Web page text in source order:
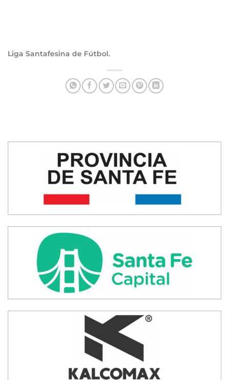
Liga Santafesina de Fútbol.